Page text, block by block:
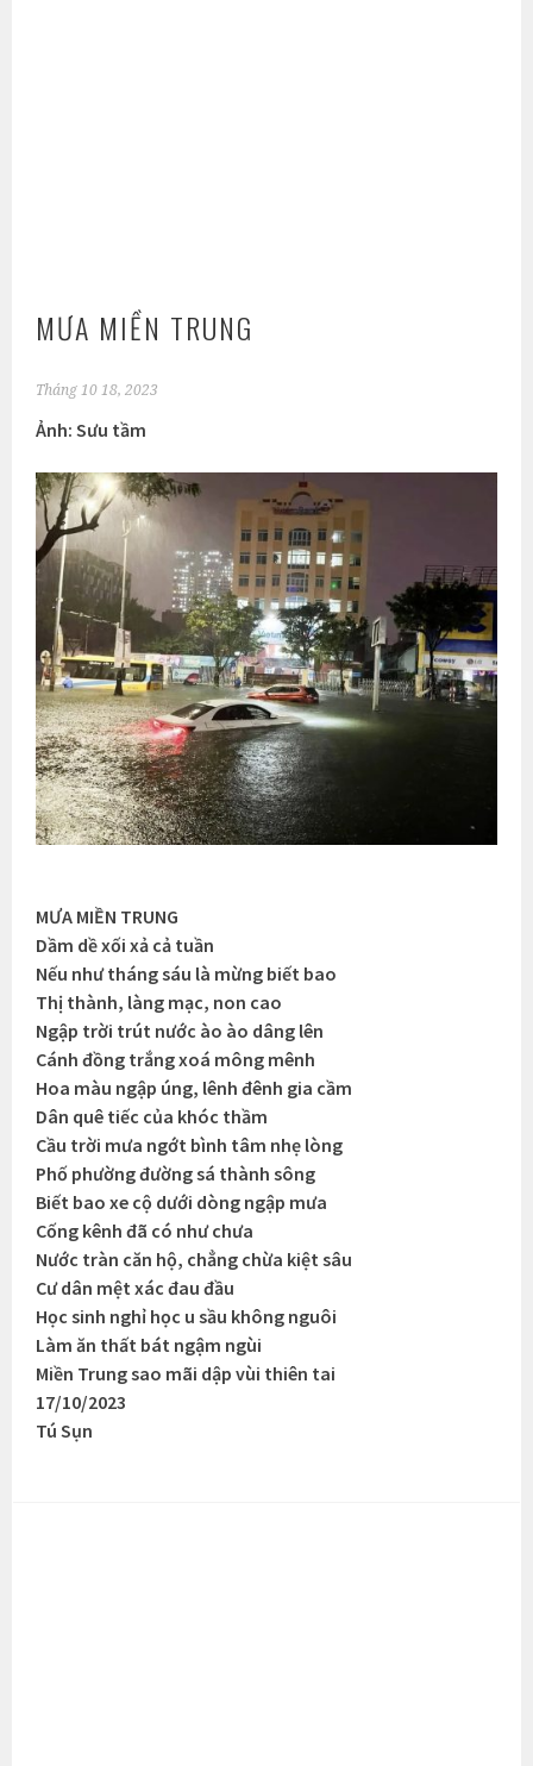
MƯA MIỀN TRUNG
Tháng 10 18, 2023
Ảnh: Sưu tầm
MƯA MIỀN TRUNG
Dầm dề xối xả cả tuần
Nếu như tháng sáu là mừng biết bao
Thị thành, làng mạc, non cao
Ngập trời trút nước ào ào dâng lên
Cánh đồng trắng xoá mông mênh
Hoa màu ngập úng, lênh đênh gia cầm
Dân quê tiếc của khóc thầm
Cầu trời mưa ngớt bình tâm nhẹ lòng
Phố phường đường sá thành sông
Biết bao xe cộ dưới dòng ngập mưa
Cống kênh đã có như chưa
Nước tràn căn hộ, chẳng chừa kiệt sâu
Cư dân mệt xác đau đầu
Học sinh nghỉ học u sầu không nguôi
Làm ăn thất bát ngậm ngùi
Miền Trung sao mãi dập vùi thiên tai
17/10/2023
Tú Sụn